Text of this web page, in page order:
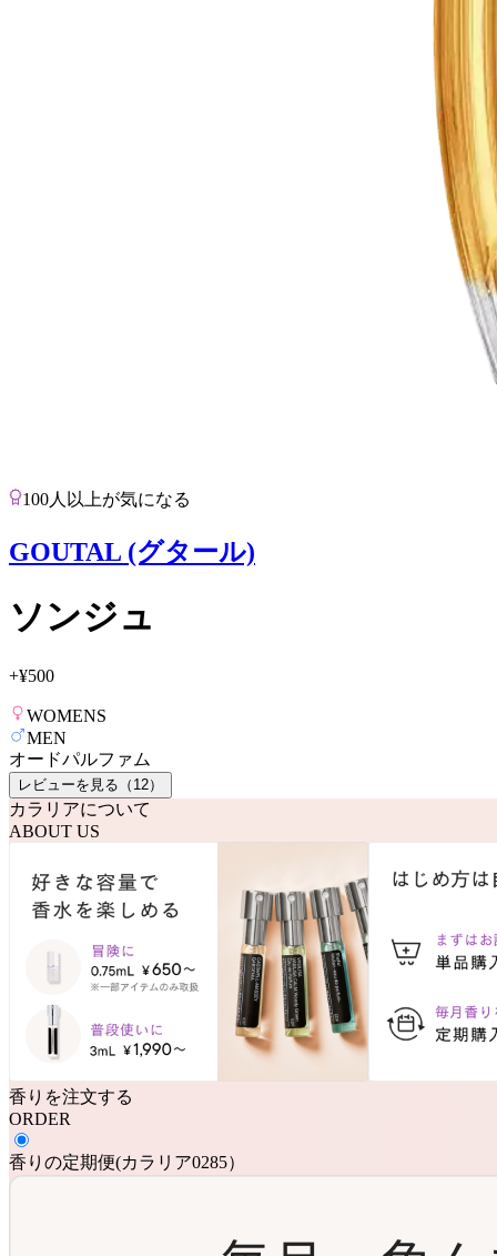
100人以上が気になる
GOUTAL (グタール)
ソンジュ
+¥500
WOMENS
MEN
オードパルファム
レビューを見る（ 12）
カラリアについて
ABOUT US
香りを注文する
ORDER
香りの定期便(カラリア0285）